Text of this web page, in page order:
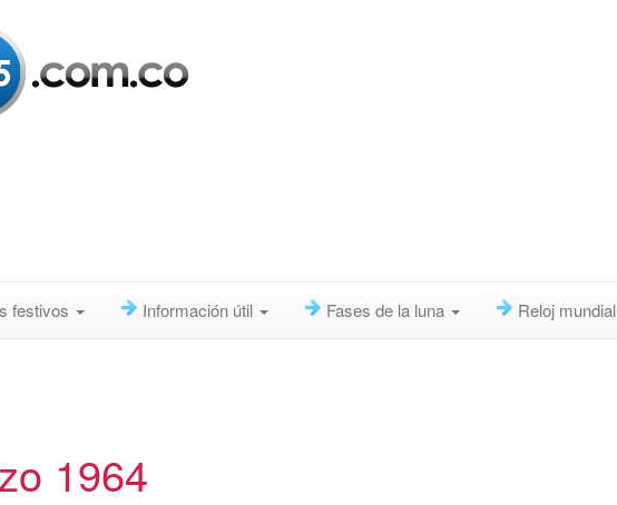
festivos Información útil Fases de la luna Reloj mundial
1964